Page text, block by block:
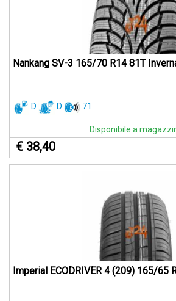
Nankang SV-3 165/70 R14 81T
D D 71
Disponibile a
€ 38,40
Imperial ECODRIVER 4 (209) 165/65